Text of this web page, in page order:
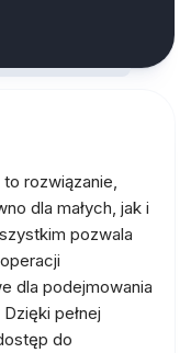
rozwiązanie,
dla małych, jak i
pozwala
dla podejmowania
pełnej
do